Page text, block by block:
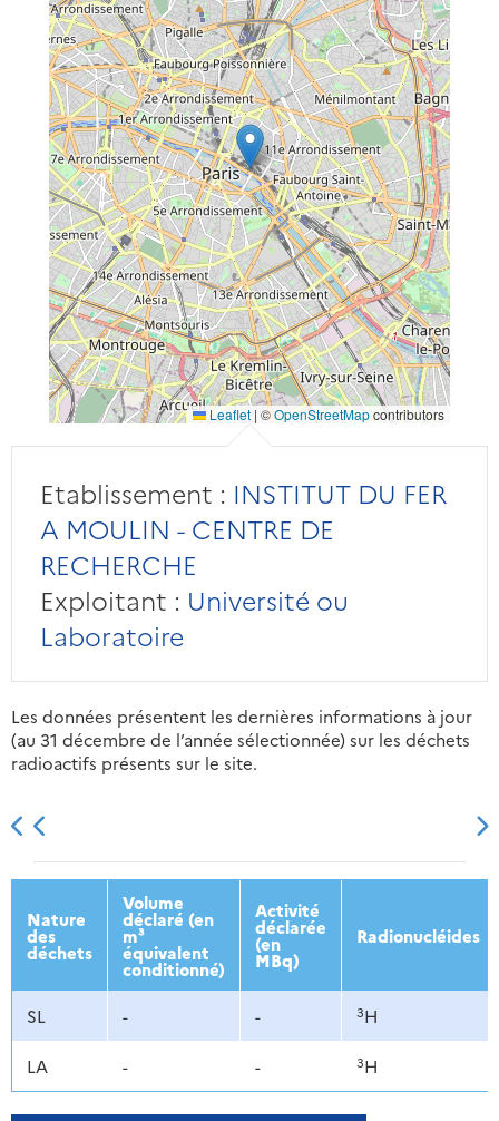
Leaflet | ©OpenStreetMapcontributors
Etablissement : INSTITUT DU FER
A MOULIN - CENTRE DE
RECHERCHE
Exploitant : Université ou
Laboratoire
Les données présentent les dernières informations à jour
(au 31 décembre de l’année sélectionnée) sur les déchets
radioactifs présents sur le site.
2013 2014 2015 2016
Nature
des
déchets
Volume
déclaré (en
m³
équivalent
conditionné)
Activité
déclarée
(en
MBq)
Radionucléides
SL - - 3H
LA - - 3H